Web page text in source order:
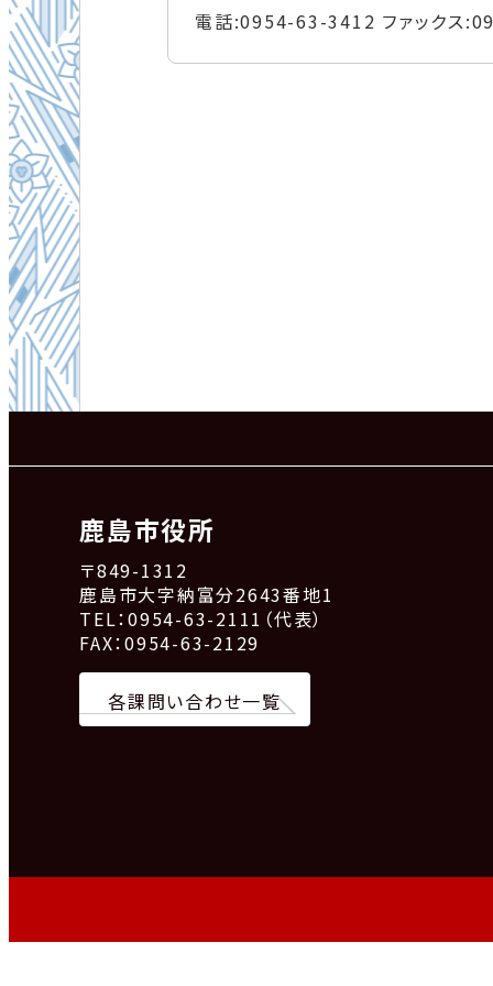
電話:0954-63-3412 ファックス:
鹿島市役所
〒849-1312
鹿島市大字納富分2643番地1
TEL：0954-63-2111（代表）
FAX：0954-63-2129
各課問い合わせ一覧